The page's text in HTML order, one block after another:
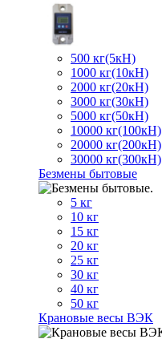
500 кг(5кН)
1000 кг(10кН)
2000 кг(20кН)
3000 кг(30кН)
5000 кг(50кН)
10000 кг(100кН)
20000 кг(200кН)
30000 кг(300кН)
Безмены бытовые
5 кг
10 кг
15 кг
20 кг
25 кг
30 кг
40 кг
50 кг
Крановые весы ВЭК